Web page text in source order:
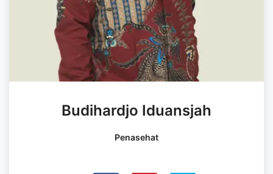
Budihardjo Iduansjah
Penasehat